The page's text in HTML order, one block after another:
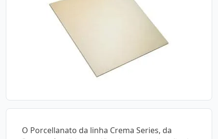
O Porcellanato da linha Crema Series, da